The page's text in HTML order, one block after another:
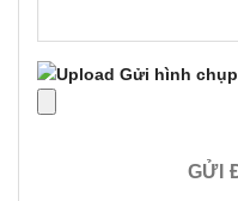
Gửi hình
GỬI